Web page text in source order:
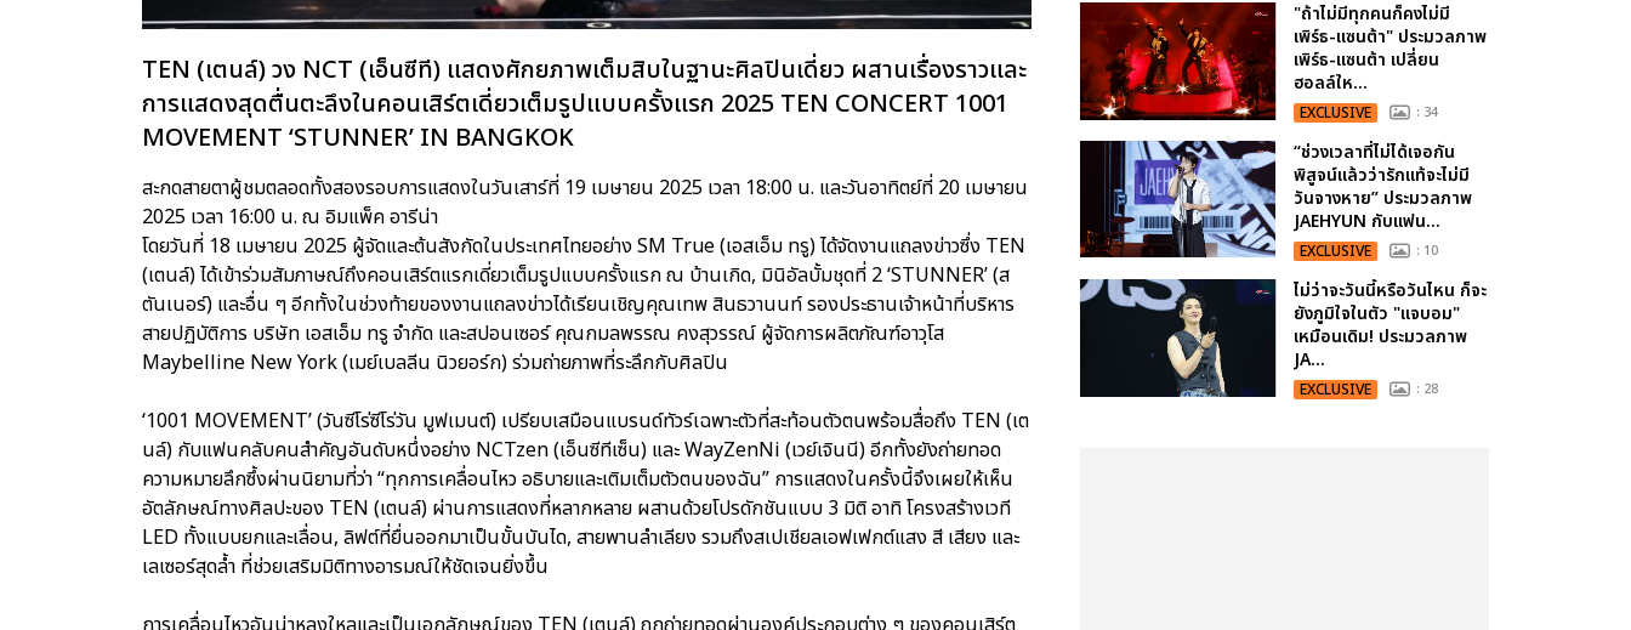
TEN (เตนล์) วง NCT (เอ็นซีที) แสดงศักยภาพเต็มสิบในฐานะศิลปินเดี่ยว ผสานเรื่องราวและ
การแสดงสุดตื่นตะลึงในคอนเสิร์ตเดี่ยวเต็มรูปแบบครั้งแรก 2025 TEN CONCERT 1001
MOVEMENT ‘STUNNER’ IN BANGKOK
สะกดสายตาผู้ชมตลอดทั้งสองรอบการแสดงในวันเสาร์ที่ 19 เมษายน 2025 เวลา 18:00 น. และวันอาทิตย์ที่ 20 เมษายน
2025 เวลา 16:00 น. ณ อิมแพ็ค อารีน่า
โดยวันที่ 18 เมษายน 2025 ผู้จัดและต้นสังกัดในประเทศไทยอย่าง SM True (เอสเอ็ม ทรู) ได้จัดงานแถลงข่าวซึ่ง TEN
(เตนล์) ได้เข้าร่วมสัมภาษณ์ถึงคอนเสิร์ตแรกเดี่ยวเต็มรูปแบบครั้งแรก ณ บ้านเกิด, มินิอัลบั้มชุดที่ 2 ‘STUNNER’ (ส
ตันเนอร์) และอื่น ๆ อีกทั้งในช่วงท้ายของงานแถลงข่าวได้เรียนเชิญคุณเทพ สินธวานนท์ รองประธานเจ้าหน้าที่บริหาร
สายปฏิบัติการ บริษัท เอสเอ็ม ทรู จำกัด และสปอนเซอร์ คุณกมลพรรณ คงสุวรรณ์ ผู้จัดการผลิตภัณฑ์อาวุโส
Maybelline New York (เมย์เบลลีน นิวยอร์ก) ร่วมถ่ายภาพที่ระลึกกับศิลปิน
‘1001 MOVEMENT’ (วันซีโร่ซีโร่วัน มูฟเมนต์) เปรียบเสมือนแบรนด์ทัวร์เฉพาะตัวที่สะท้อนตัวตนพร้อมสื่อถึง TEN (เต
นล์) กับแฟนคลับคนสำคัญอันดับหนึ่งอย่าง NCTzen (เอ็นซีทีเซ็น) และ WayZenNi (เวย์เจินนี) อีกทั้งยังถ่ายทอด
ความหมายลึกซึ้งผ่านนิยามที่ว่า “ทุกการเคลื่อนไหว อธิบายและเติมเต็มตัวตนของฉัน” การแสดงในครั้งนี้จึงเผยให้เห็น
อัตลักษณ์ทางศิลปะของ TEN (เตนล์) ผ่านการแสดงที่หลากหลาย ผสานด้วยโปรดักชันแบบ 3 มิติ อาทิ โครงสร้างเวที
LED ทั้งแบบยกและเลื่อน, ลิฟต์ที่ยื่นออกมาเป็นขั้นบันได, สายพานลำเลียง รวมถึงสเปเชียลเอฟเฟกต์แสง สี เสียง และ
เลเซอร์สุดล้ำ ที่ช่วยเสริมมิติทางอารมณ์ให้ชัดเจนยิ่งขึ้น
"ถ้าไม่มีทุกคนก็คงไม่มี
เพิร์ธ-แซนต้า" ประมวลภาพ
เพิร์ธ-แซนต้า เปลี่ยน
ฮอลล์ให...
EXCLUSIVE : 34
“ช่วงเวลาที่ไม่ได้เจอกัน
พิสูจน์แล้วว่ารักแท้จะไม่มี
วันจางหาย” ประมวลภาพ
JAEHYUN กับแฟน...
EXCLUSIVE : 10
ไม่ว่าจะวันนี้หรือวันไหน ก็จะ
ยังภูมิใจในตัว "แจบอม"
เหมือนเดิม! ประมวลภาพ
JA...
EXCLUSIVE : 28